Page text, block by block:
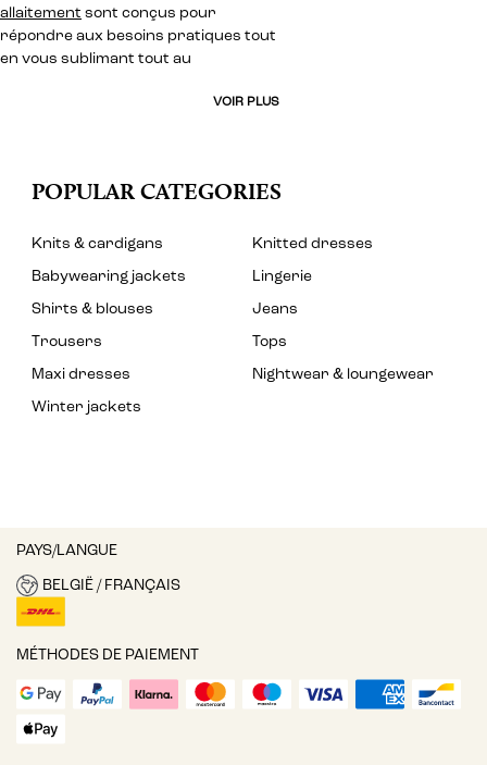
allaitement sont conçus pour
répondre aux besoins pratiques tout
en vous sublimant tout au
VOIR PLUS
POPULAR CATEGORIES
Knits & cardigans
Knitted dresses
Babywearing jackets
Lingerie
Shirts & blouses
Jeans
Trousers
Tops
Maxi dresses
Nightwear & loungewear
Winter jackets
PAYS/LANGUE
BELGIË / FRANÇAIS
MÉTHODES DE PAIEMENT